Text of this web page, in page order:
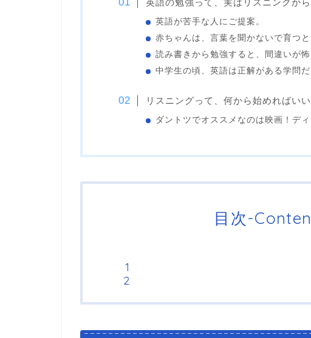
英語が苦手な人にご提案。
赤ちゃんは、言葉を聞かないで育つ
読み書きから勉強すると、間違いが怖
中学生の頃、英語は正解がある学問だ
リスニングって、何から始めればい
ダントツでオススメなのは映画！ディ
目次-